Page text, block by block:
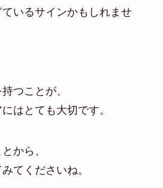
いるサインかもしれませ
持つことが、
はとても大切です。
から、
てくださいね。